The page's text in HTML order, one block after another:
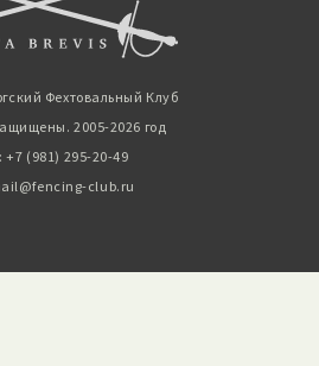
Фехтовальный Клуб
2005-2026 год
+7 (981) 295-20-49
club.ru